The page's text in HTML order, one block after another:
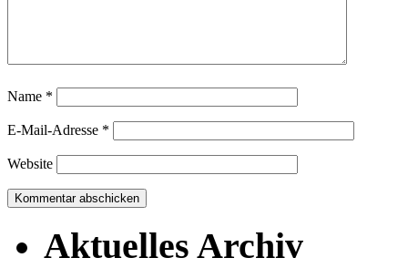
Name *
E-Mail-Adresse *
Website
Aktuelles Archiv